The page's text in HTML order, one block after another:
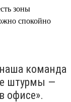
зоны
спокойно
команда
штурмы —
офисе».